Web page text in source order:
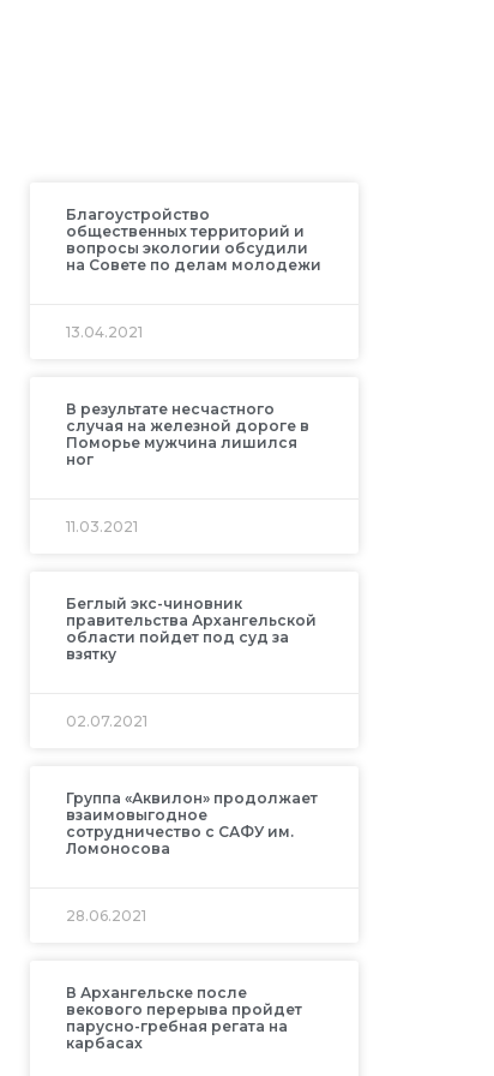
Благоустройство
общественных территорий и
вопросы экологии обсудили
на Совете по делам молодежи
13.04.2021
В результате несчастного
случая на железной дороге в
Поморье мужчина лишился
ног
11.03.2021
Беглый экс-чиновник
правительства Архангельской
области пойдет под суд за
взятку
02.07.2021
Группа «Аквилон» продолжает
взаимовыгодное
сотрудничество с САФУ им.
Ломоносова
28.06.2021
В Архангельске после
векового перерыва пройдет
парусно-гребная регата на
карбасах